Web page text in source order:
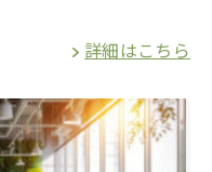
748
詳細はこちら